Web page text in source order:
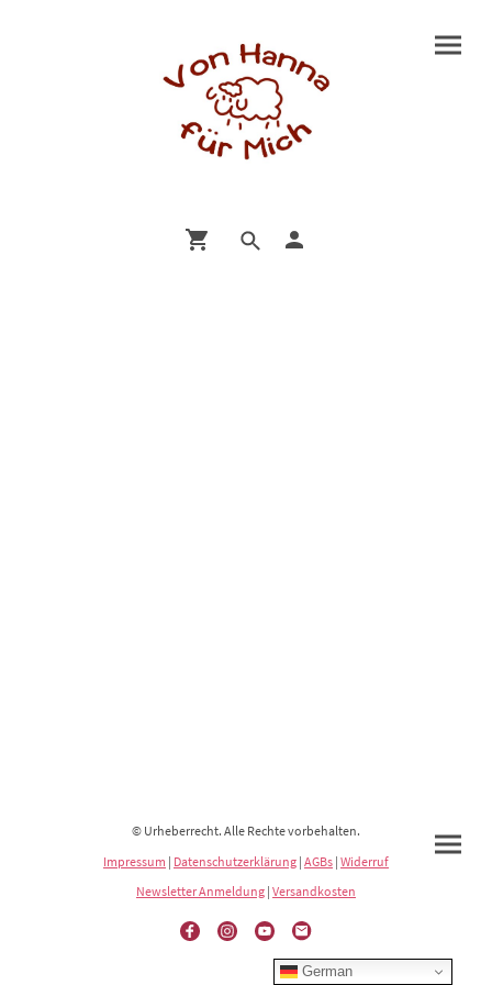
© Urheberrecht. Alle Rechte vorbehalten.
Impressum | Datenschutzerklärung | AGBs | Widerruf
Newsletter Anmeldung | Versandkosten
German